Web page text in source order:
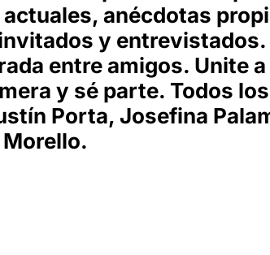
anécdotas
y entrevistados.
entre amigos. Unite
y sé parte. Todos los
Porta, Josefina